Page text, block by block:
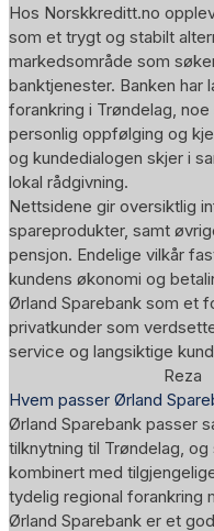
Hos Norskkreditt.no
som et trygt og stabilt
markedsområde som
banktjenester. Banken har
forankring i Trøndelag,
personlig oppfølging og
og kundedialogen skjer i
lokal rådgivning.
Nettsidene gir oversiktlig
spareprodukter, samt
pensjon. Endelige vilkår
kundens økonomi og
Ørland Sparebank som et
privatkunder som
service og langsiktige
Reza
Hvem passer Ørland
Ørland Sparebank passer
tilknytning til Trøndelag,
kombinert med
tydelig regional forankring
Ørland Sparebank er et